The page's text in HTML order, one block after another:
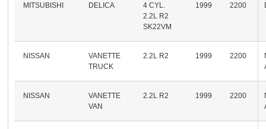
MITSUBISHI DELICA
4 CYL.
2.2L R2
SK22VM
1999 2200
NISSAN
VANETTE
TRUCK
2.2L R2 1999 2200
NISSAN
VANETTE
VAN
2.2L R2 1999 2200